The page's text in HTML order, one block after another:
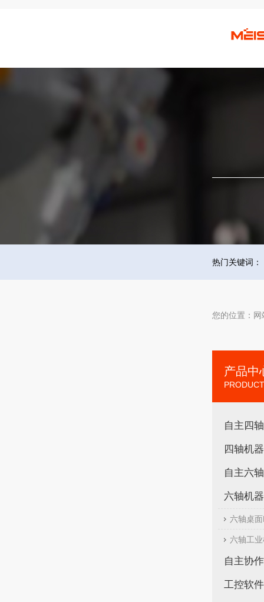
热门关键词：
您的位置：
产品中
自主四
四轴机
自主六
六轴机
六轴桌
六轴工
自主协
工控软件